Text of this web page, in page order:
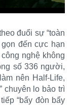
đuổi sự “toàn
đến cực hạn
nghệ không
số 336 người,
nên Half-Life,
chuyên lo bảo trì
“bẩy đòn bẩy